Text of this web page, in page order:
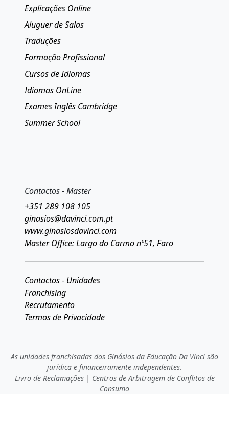
Explicações Online
Aluguer de Salas
Traduções
Formação Profissional
Cursos de Idiomas
Idiomas OnLine
Exames Inglês Cambridge
Summer School
Contactos - Master
+351 289 108 105
ginasios@davinci.com.pt
www.ginasiosdavinci.com
Master Office: Largo do Carmo nº51, Faro
Contactos - Unidades
Franchising
Recrutamento
Termos de Privacidade
As unidades franchisadas dos Ginásios da Educação Da Vinci são
jurídica e financeiramente independentes.
Livro de Reclamações| Centros de Arbitragem de Conflitos de
Consumo